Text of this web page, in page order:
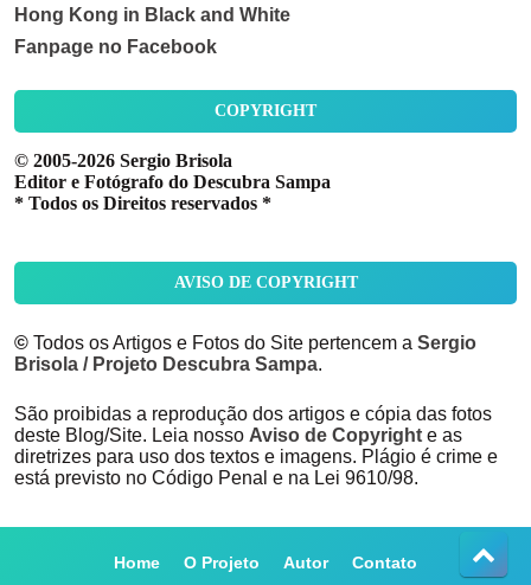
Hong Kong in Black and White
Fanpage no Facebook
COPYRIGHT
© 2005-2026 Sergio Brisola
Editor e Fotógrafo do Descubra Sampa
* Todos os Direitos reservados *
AVISO DE COPYRIGHT
© Todos os Artigos e Fotos do Site pertencem a Sergio
Brisola / Projeto Descubra Sampa.
São proibidas a reprodução dos artigos e cópia das fotos
deste Blog/Site. Leia nosso Aviso de Copyright e as
diretrizes para uso dos textos e imagens. Plágio é crime e
está previsto no Código Penal e na Lei 9610/98.
Home O Projeto Autor Contato